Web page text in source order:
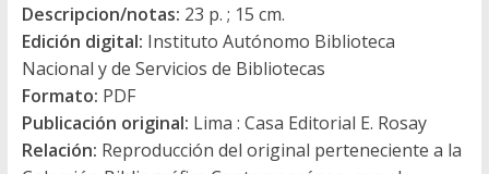
Descripcion/notas: 23 p. ; 15 cm.
Edición digital: Instituto Autónomo Biblioteca
Nacional y de Servicios de Bibliotecas
Formato: PDF
Publicación original: Lima : Casa Editorial E. Rosay
Relación: Reproducción del original perteneciente a la